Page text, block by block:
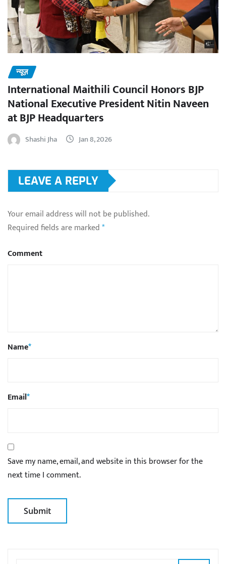
न्यूज़
International Maithili Council Honors BJP
National Executive President Nitin Naveen
at BJP Headquarters
Shashi Jha Jan 8, 2026
LEAVE A REPLY
Your email address will not be published.
Required fields are marked*
Comment
Name*
Email*
Save my name, email, and website in this browser for the
next time I comment.